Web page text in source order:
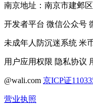
南京地址：南京市建邺
开发者平台 微信公众号
未成年人防沉迷系统 米
用户应用权限 隐私协议
@wali.com 京ICP证
营业执照